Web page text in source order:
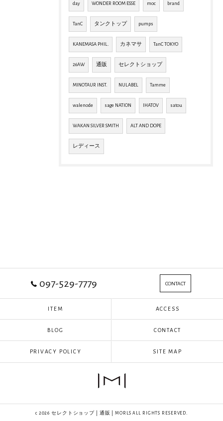
day WONDER ROOM ESSE moc brand
TanC タンクトップ pumps
KANEMASA PHIL. カネマサ TanC TOKYO
26AW 通販 セレクトショップ
MINOTAUR INST. NULABEL Tamme
walenode sage NATION IHATOV satou
WAKAN SILVER SMITH ALT AND DOPE
レディース
097-529-7779 CONTACT
ITEM ACCESS
BLOG CONTACT
PRIVACY POLICY SITE MAP
c 2026 セレクトショップ | 通販 | MORLS ALL RIGHTS RESERVED.